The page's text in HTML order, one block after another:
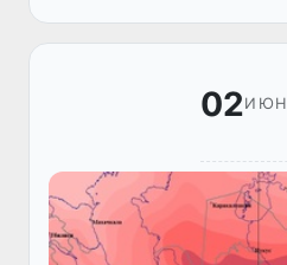
об-ҳаво сақланиб
02ИЮН